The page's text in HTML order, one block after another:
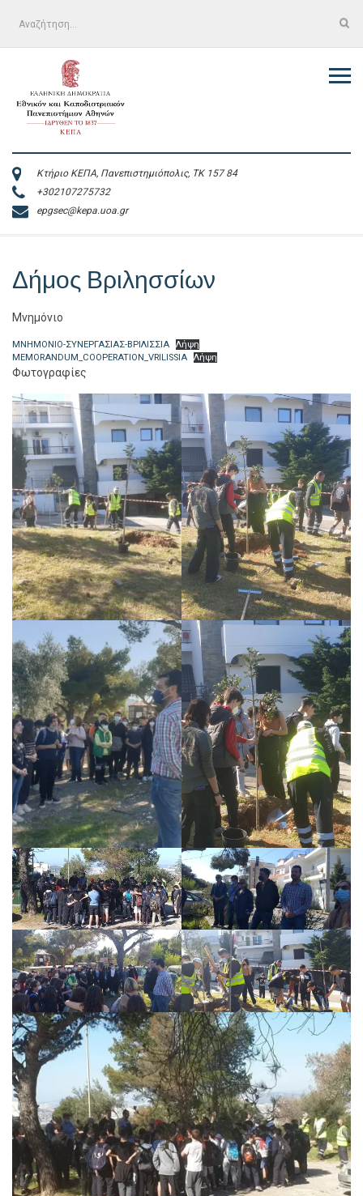
Αναζήτηση
Κτήριο ΚΕΠΑ, Πανεπιστημιόπολις, ΤΚ 157 84
+302107275732
epgsec@kepa.uoa.gr
Δήμος Βριλησσίων
Μνημόνιο
ΜΝΗΜΟΝΙΟ-ΣΥΝΕΡΓΑΣΙΑΣ-ΒΡΙΛΙΣΣΙΑ
Λήψη
MEMORANDUM_COOPERATION_VRILISSIA
Λήψη
Φωτογραφίες